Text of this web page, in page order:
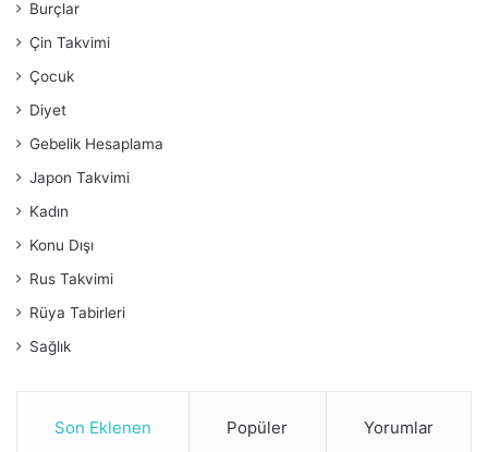
Burçlar
Çin Takvimi
Çocuk
Diyet
Gebelik Hesaplama
Japon Takvimi
Kadın
Konu Dışı
Rus Takvimi
Rüya Tabirleri
Sağlık
Son Eklenen Popüler Yorumlar